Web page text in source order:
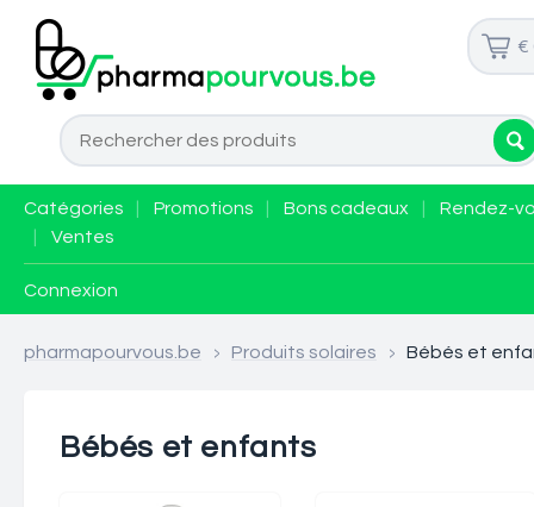
€
Catégories Promotions Bons cadeaux
Rendez-
Ventes
Connexion
pharmapourvous.be > Produits solaires > Bébés et
Bébés et enfants